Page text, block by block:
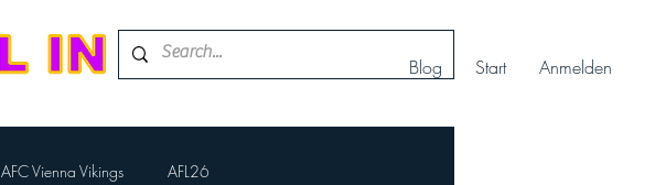
Blog Start Anmelden
AFC Vienna Vikings AFL26